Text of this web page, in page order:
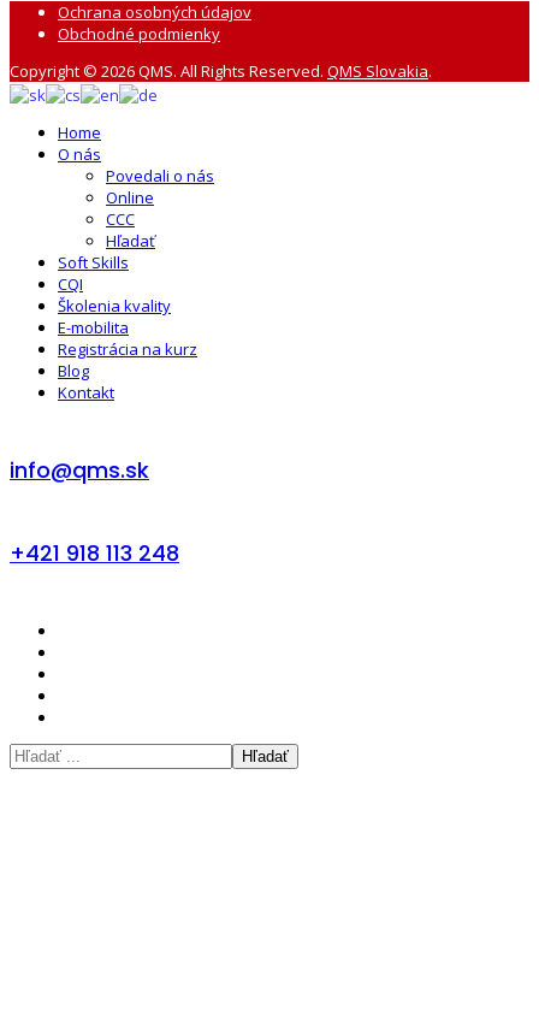
Ochrana osobných údajov
Obchodné podmienky
Copyright © 2026 QMS. All Rights Reserved. QMS Slovakia.
Home
O nás
Povedali o nás
Online
CCC
Hľadať
Soft Skills
CQI
Školenia kvality
E-mobilita
Registrácia na kurz
Blog
Kontakt
info@qms.sk
+421 918 113 248
Hľadať